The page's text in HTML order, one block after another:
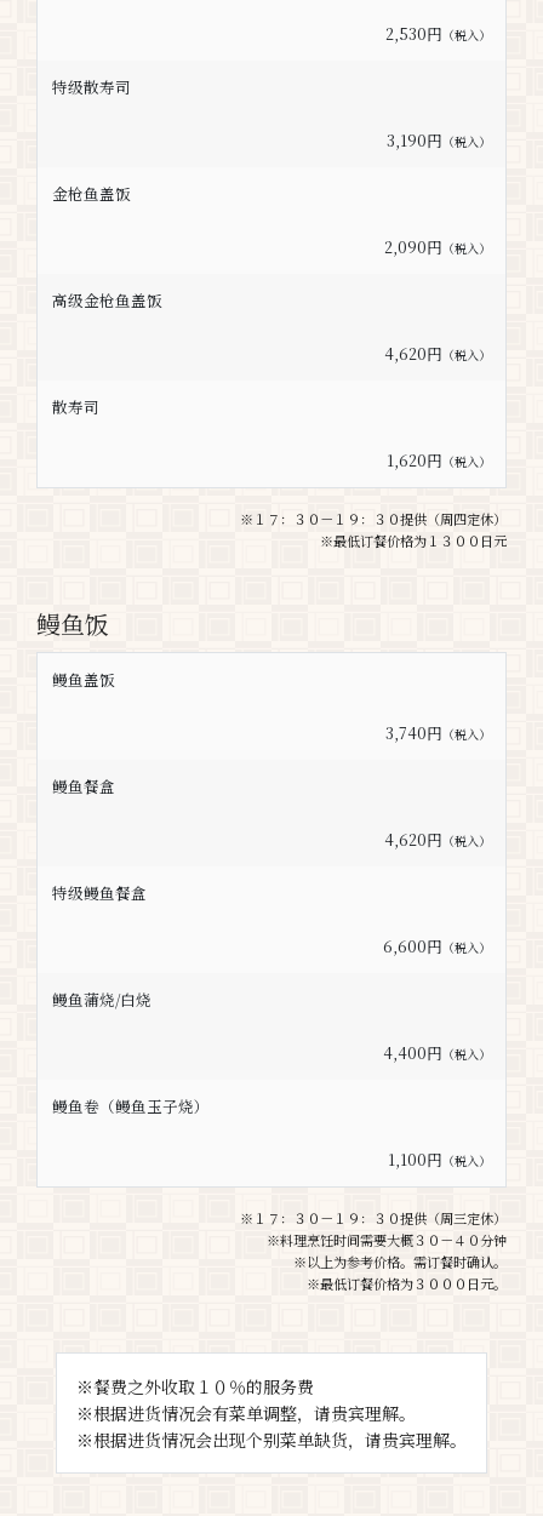
2,530円 （税入）
特级散寿司
3,190円 （税入）
金枪鱼盖饭
2,090円 （税入）
高级金枪鱼盖饭
4,620円 （税入）
散寿司
1,620円 （税入）
※１７：３０－１９：３０提供（周四定休）
※最低订餐价格为１３００日元
鳗鱼饭
鳗鱼盖饭
3,740円 （税入）
鳗鱼餐盒
4,620円 （税入）
特级鳗鱼餐盒
6,600円 （税入）
鳗鱼蒲烧/白烧
4,400円 （税入）
鳗鱼卷（鳗鱼玉子烧）
1,100円 （税入）
※１７：３０－１９：３０提供（周三定休）
※料理烹饪时间需要大概３０－４０分钟
※以上为参考价格。需订餐时确认。
※最低订餐价格为３０００日元。
※餐费之外收取１０％的服务费
※根据进货情况会有菜单调整，请贵宾理解。
※根据进货情况会出现个别菜单缺货，请贵宾理解。